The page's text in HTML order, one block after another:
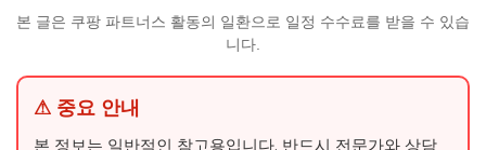
본 글은 쿠팡 파트너스 활동의 일환으로 일정 수수료를 받을 수 있습
니다.
⚠ 중요 안내
본 정보는 일반적인 참고용입니다. 반드시 전문가와 상담